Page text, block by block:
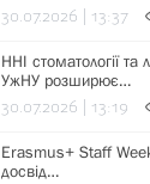
30.07.2026 | 13:37
ННІ стоматології
УжНУ розширює…
30.07.2026 | 13:19
Erasmus+ Staff
досвід…